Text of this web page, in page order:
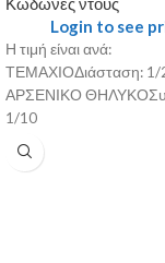
Login to see
Η τιμή είναι ανά:
ΤΕΜΑΧΙΟΔιάσταση: 1/
ΑΡΣΕΝΙΚΟ
1/10